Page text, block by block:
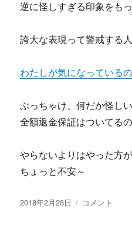
逆に怪しすぎる印象をも
誇大な表現って警戒する
わたしが気になっている
ぶっちゃけ、何だか怪しい
全額返金保証はついてる
やらないよりはやった方
ちょっと不安～
投
2018年2月28日
榊
コメント